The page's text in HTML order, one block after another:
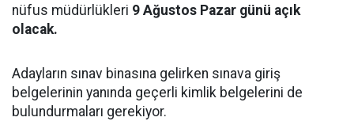
nüfus müdürlükleri 9 Ağustos Pazar günü açık
olacak.
Adayların sınav binasına gelirken sınava giriş
belgelerinin yanında geçerli kimlik belgelerini de
bulundurmaları gerekiyor.